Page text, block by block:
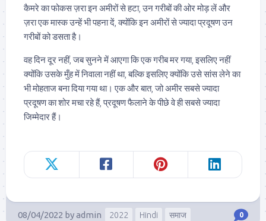
कैमरे का फोकस ज़रा इन अमीरों से हटा, उन गरीबों की ओर मोड़ लें और
ज़रा एक मास्क उन्हें भी पहना दें, क्योंकि इन अमीरों से ज्यादा प्रदूषण उन
गरीबों को डसता है।
वह दिन दूर नहीं, जब सुनने में आएगा कि एक गरीब मर गया, इसलिए नहीं
क्योंकि उसके मुँह में निवाला नहीं था, बल्कि इसलिए क्योंकि उसे सांस लेने का
भी मोहताज बना दिया गया था। एक और बात, जो अमीर सबसे ज्यादा
प्रदूषण का शोर मचा रहे हैं, प्रदूषण फैलाने के पीछे वे ही सबसे ज्यादा
जिम्मेदार हैं।
08/04/2022 byadmin 2022 Hindi समाज 0